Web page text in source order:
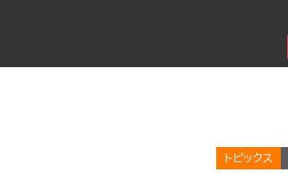
トピックス